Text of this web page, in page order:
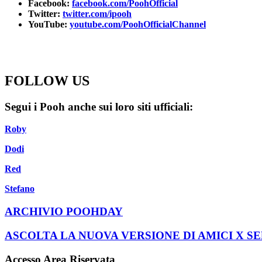
Facebook: facebook.com/PoohOfficial
Twitter: twitter.com/ipooh
YouTube: youtube.com/PoohOfficialChannel
FOLLOW US
Segui i Pooh anche sui loro siti ufficiali:
Roby
Dodi
Red
Stefano
ARCHIVIO POOHDAY
ASCOLTA LA NUOVA VERSIONE DI AMICI X
Accesso Area Riservata